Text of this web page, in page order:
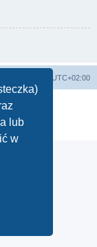
lub
w
UTC+02:00
Limited